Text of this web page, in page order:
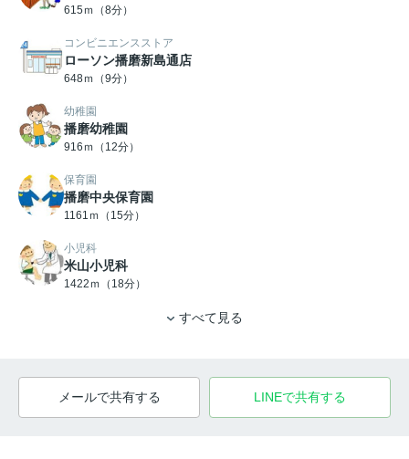
615ｍ（8分）
コンビニエンスストア
ローソン播磨新島通店
648ｍ（9分）
幼稚園
播磨幼稚園
916ｍ（12分）
保育園
播磨中央保育園
1161ｍ（15分）
小児科
米山小児科
1422ｍ（18分）
すべて見る
メールで共有する LINEで共有する